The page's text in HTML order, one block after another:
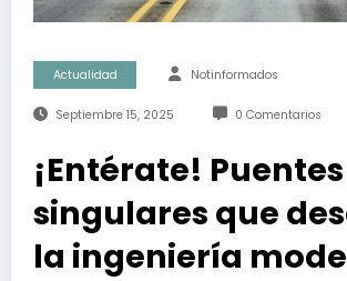
Actualidad Notinformados
Septiembre 15, 2025 0 Comentarios
¡Entérate! Puentes
singulares que
la ingeniería